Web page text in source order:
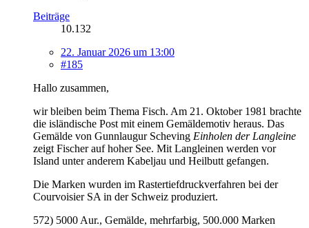
Beiträge
10.132
22. Januar 2026 um 13:00
#185
Hallo zusammen,
wir bleiben beim Thema Fisch. Am 21. Oktober 1981 brachte
die isländische Post mit einem Gemäldemotiv heraus. Das
Gemälde von Gunnlaugur Scheving Einholen der Langleine
zeigt Fischer auf hoher See. Mit Langleinen werden vor
Island unter anderem Kabeljau und Heilbutt gefangen.
Die Marken wurden im Rastertiefdruckverfahren bei der
Courvoisier SA in der Schweiz produziert.
572) 5000 Aur., Gemälde, mehrfarbig, 500.000 Marken